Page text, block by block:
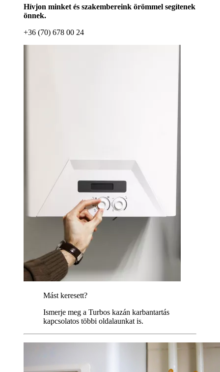
Hívjon minket és szakembereink örömmel segítenek
önnek.
+36 (70) 678 00 24
Mást keresett?
Ismerje meg a Turbos kazán karbantartás
kapcsolatos többi oldalaunkat is.